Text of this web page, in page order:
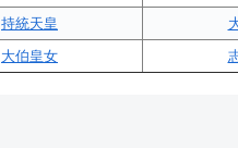
持統天皇
大伯皇女